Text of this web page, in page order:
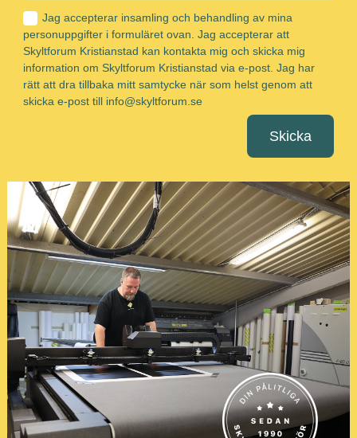
Jag accepterar insamling och behandling av mina
personuppgifter i formuläret ovan. Jag accepterar att
Skyltforum Kristianstad kan kontakta mig och skicka mig
information om Skyltforum Kristianstad via e-post. Jag har
rätt att dra tillbaka mitt samtycke när som helst genom att
skicka e-post till info@skyltforum.se
Skicka